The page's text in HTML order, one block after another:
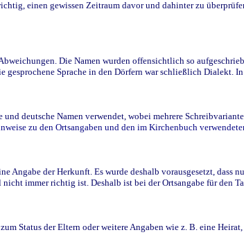
einen gewissen Zeitraum davor und dahinter zu
Die Namen wurden offensichtlich so
gesprochene Sprache in den Dörfern war schließlich
deutsche Namen verwendet, wobei mehrere
zu den Ortsangaben und den im Kirchenbuch
Angabe der Herkunft. Es wurde deshalb vorausgesetzt,
immer richtig ist. Deshalb ist bei der Ortsangabe für den
Status der Eltern oder weitere Angaben wie z. B. eine